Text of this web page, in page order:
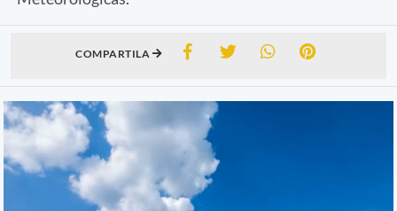
COMPARTILA